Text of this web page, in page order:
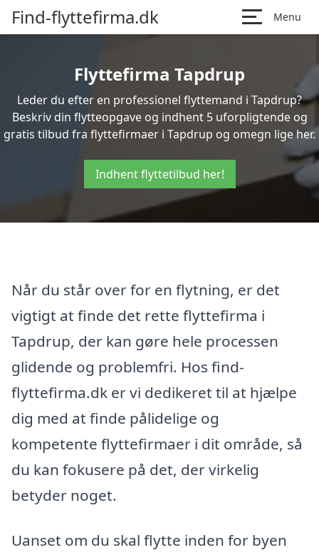
Find-flyttefirma.dk Menu
Flyttefirma Tapdrup
Leder du efter en professionel flyttemand i Tapdrup?
Beskriv din flytteopgave og indhent 5 uforpligtende og
gratis tilbud fra flyttefirmaer i Tapdrup og omegn lige her.
Indhent flyttetilbud her!
Når du står over for en flytning, er det
vigtigt at finde det rette flyttefirma i
Tapdrup, der kan gøre hele processen
glidende og problemfri. Hos find-
flyttefirma.dk er vi dedikeret til at hjælpe
dig med at finde pålidelige og
kompetente flyttefirmaer i dit område, så
du kan fokusere på det, der virkelig
betyder noget.
Uanset om du skal flytte inden for byen